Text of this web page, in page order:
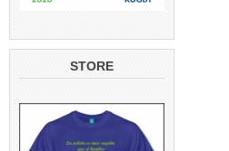
STORE